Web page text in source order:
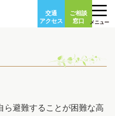
交通
アクセス
ご相談
窓口
メニュー
ら避難することが困難な高